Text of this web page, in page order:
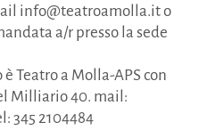
info@teatroamolla.it o
a/r presso la sede
Teatro a Molla-APS con
Milliario 40. mail:
345 2104484